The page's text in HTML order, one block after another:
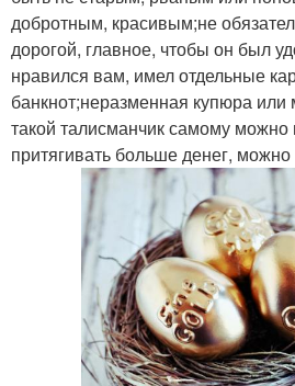
добротным, красивым;не
дорогой, главное, чтобы он был
нравился вам, имел отдельные
банкнот;неразменная купюра или
такой талисманчик самому можно
притягивать больше денег,